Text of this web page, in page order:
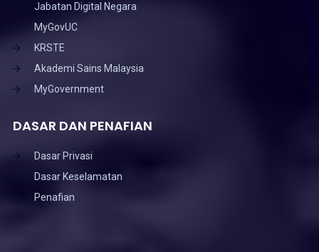
Jabatan Digital Negara
MyGovUC
KRSTE
Akademi Sains Malaysia
MyGovernment
DASAR DAN PENAFIAN
Dasar Privasi
Dasar Keselamatan
Penafian